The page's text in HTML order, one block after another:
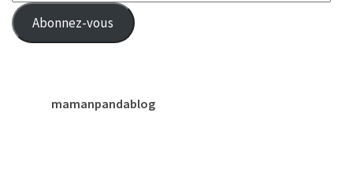
e-
mail
Abonnez-vous
mamanpandablog